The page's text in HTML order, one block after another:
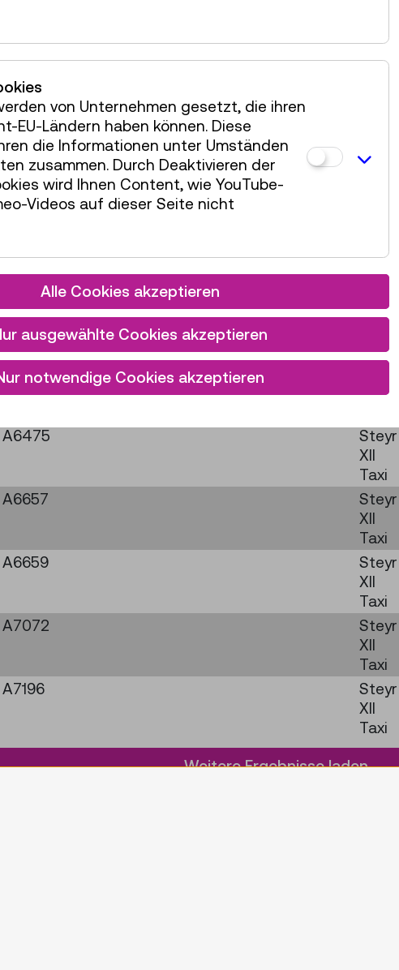
Fiat
AFN
A299
A5051
Steyr
A30944
A6294
Taxi
A6342
Steyr
A6427
Austro
A6475
Steyr
XII
Taxi
A6657
Steyr
XII
Taxi
A6659
Steyr
XII
Taxi
A7072
Steyr
XII
Taxi
A7196
Steyr
XII
Taxi
Weitere Ergebnisse laden
von Unternehmen gesetzt, die ihren
EU-Ländern haben können. Diese
die Informationen unter Umständen
zusammen. Durch Deaktivieren der
wird Ihnen Content, wie YouTube-
Videos auf dieser Seite nicht
Alle Cookies akzeptieren
ausgewählte Cookies akzeptieren
notwendige Cookies akzeptieren